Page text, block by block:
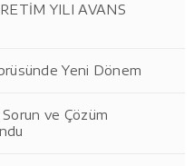
YILI AVANS
Yeni Dönem
ve Çözüm